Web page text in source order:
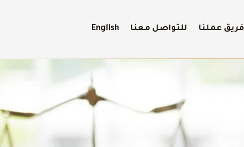
فريق عملنا للتواصل معنا English